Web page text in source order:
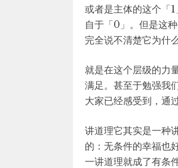
或者是主体的这个「
自于「0」。但是这
完全说不清楚它为什
就是在这个层级的力
满足。甚至于勉强我
大家已经感受到，通
讲道理它其实是一种
的：无条件的幸福也
一讲道理就成了有条